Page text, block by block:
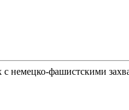
немецко-фашистскими